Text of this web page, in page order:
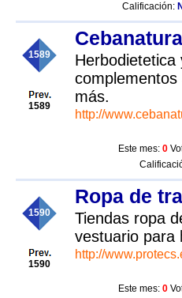
Calificación:
1589
1589
más.
http://
Este mes: 0
1590
1590
Ropa de
Tiendas ropa
vestuario para
http://
Este mes: 0